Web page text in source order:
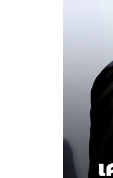
ดาว
สงวนลิขสิทธิ์ ©